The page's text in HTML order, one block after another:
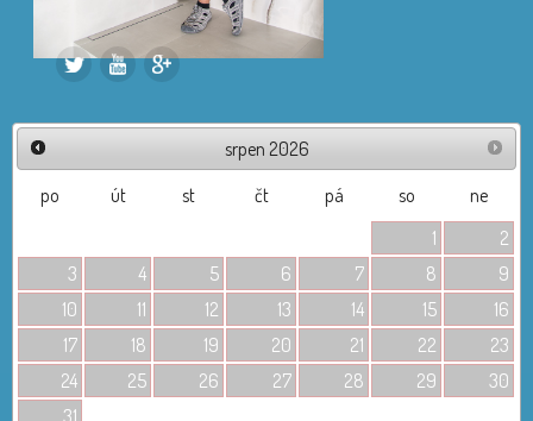
. . .
srpen 2026
po
út st čt pá so
ne
1
2
3
4 5 6 7 8
9
10
11 12 13 14 15
16
17
18 19 20 21 22
23
24
25 26 27 28 29
30